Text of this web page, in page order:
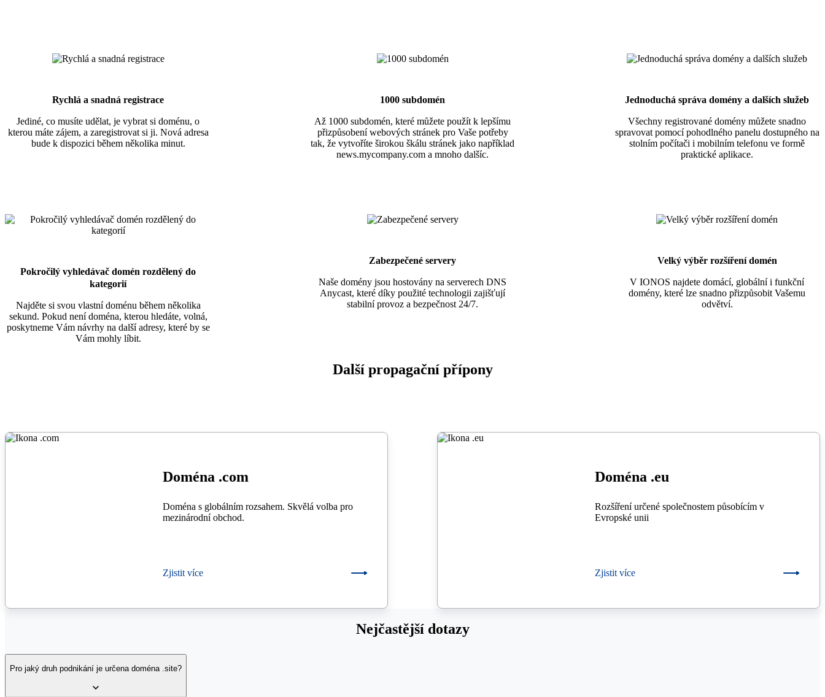
Rychlá a snadná registrace
Jediné, co musíte udělat, je vybrat si doménu, o
kterou máte zájem, a zaregistrovat si ji. Nová adresa
bude k dispozici během několika minut.
1000 subdomén
Až 1000 subdomén, které můžete použít k lepšímu
přizpůsobení webových stránek pro Vaše potřeby
tak, že vytvoříte širokou škálu stránek jako například
news.mycompany.com a mnoho dalšíc.
Jednoduchá správa domény a dalších služeb
Všechny registrované domény můžete snadno
spravovat pomocí pohodlného panelu dostupného na
stolním počítači i mobilním telefonu ve formě
praktické aplikace.
Pokročilý vyhledávač domén rozdělený do
kategorií
Najděte si svou vlastní doménu během několika
sekund. Pokud není doména, kterou hledáte, volná,
poskytneme Vám návrhy na další adresy, které by se
Vám mohly líbit.
Zabezpečené servery
Naše domény jsou hostovány na serverech DNS
Anycast, které díky použité technologii zajišťují
stabilní provoz a bezpečnost 24/7.
Velký výběr rozšíření domén
V IONOS najdete domácí, globální i funkční
domény, které lze snadno přizpůsobit Vašemu
odvětví.
Další propagační přípony
Doména .com
Doména s globálním rozsahem. Skvělá volba pro
mezinárodní obchod.
Zjistit více
Doména .eu
Rozšíření určené společnostem působícím v
Evropské unii
Zjistit více
Nejčastější dotazy
Pro jaký druh podnikání je určena doména .site?